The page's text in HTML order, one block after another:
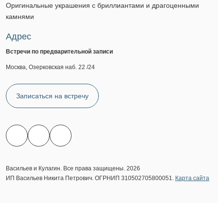
Оригинальные украшения с бриллиантами и драгоценными
камнями
Адрес
Встречи по предварительной записи
Москва, Озерковская наб. 22 /24
Записаться на встречу
Васильев и Кулагин. Все права защищены. 2026
ИП Васильев Никита Петрович. ОГРНИП 310502705800051. Карта сайта